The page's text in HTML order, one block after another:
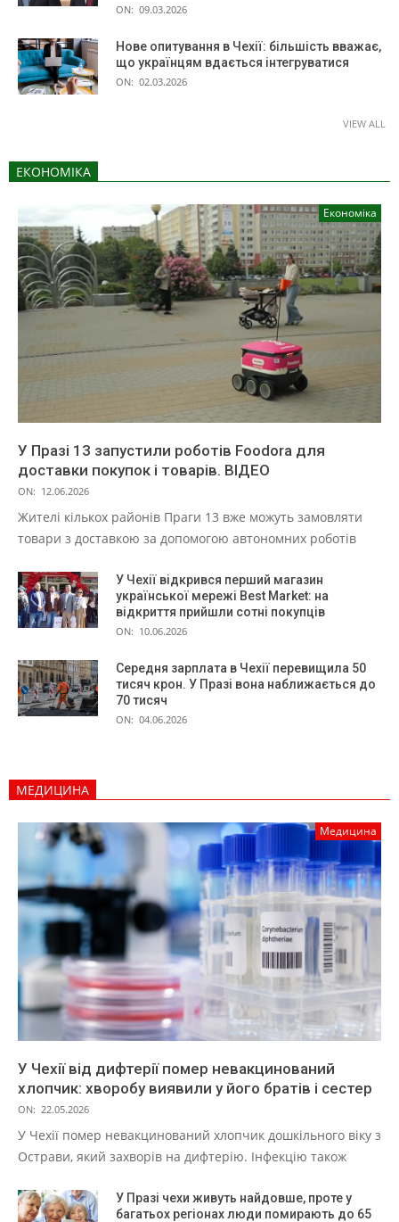
ON: 09.03.2026
Нове опитування в Чехії: більшість вважає,
що українцям вдається інтегруватися
ON: 02.03.2026
VIEW ALL
ЕКОНОМІКА
Економіка
У Празі 13 запустили роботів Foodora для
доставки покупок і товарів. ВІДЕО
ON: 12.06.2026
Жителі кількох районів Праги 13 вже можуть замовляти
товари з доставкою за допомогою автономних роботів
У Чехії відкрився перший магазин
української мережі Best Market: на
відкриття прийшли сотні покупців
ON: 10.06.2026
Середня зарплата в Чехії перевищила 50
тисяч крон. У Празі вона наближається до
70 тисяч
ON: 04.06.2026
МЕДИЦИНА
Медицина
У Чехії від дифтерії помер невакцинований
хлопчик: хворобу виявили у його братів і сестер
ON: 22.05.2026
У Чехії помер невакцинований хлопчик дошкільного віку з
Острави, який захворів на дифтерію. Інфекцію також
У Празі чехи живуть найдовше, проте у
багатьох регіонах люди помирають до 65